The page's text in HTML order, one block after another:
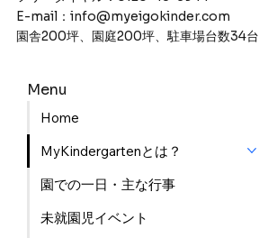
E-mail：info@myeigokinder.com
園舎200坪、園庭200坪、駐車場台数34台
Home
MyKindergartenとは？
園での一日・主な行事
未就園児イベント
Menu